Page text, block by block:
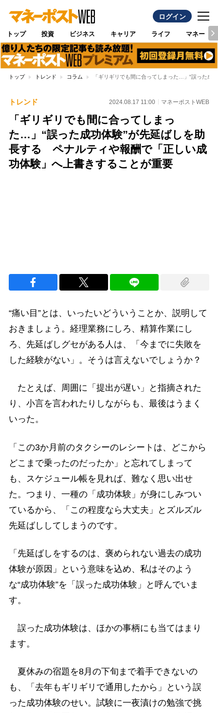
ログイン
トップ 投資 ビジネス キャリア ライフ マネー
トップ トレンド コラム 「ギリギリでも間に合ってしまった…」“誤った
トレンド 2024.08.17 11:00 マネーポストWEB
「ギリギリでも間に合ってしまっ
た…」“誤った成功体験”が先延ばしを助
長する ペナルティや報酬で「正しい成
功体験」へ上書きすることが重要
“痛い目”とは、いったいどういうことか、説明して
おきましょう。経理業務にしろ、精算作業にし
ろ、先延ばしグセがある人は、「今までに失敗を
した経験がない」。そうは言えないでしょうか？
たとえば、周囲に「提出が遅い」と指摘された
り、小言を言われたりしながらも、最後はうまく
いった。
「この3か月前のタクシーのレシートは、どこから
どこまで乗ったのだったか」と忘れてしまって
も、スケジュール帳を見れば、難なく思い出せ
た。つまり、一種の「成功体験」が身にしみつい
ているから、「この程度なら大丈夫」とズルズル
先延ばししてしまうのです。
「先延ばしをするのは、褒められない過去の成功
体験が原因」という意味を込め、私はそのよう
な“成功体験”を「誤った成功体験」と呼んでいま
す。
誤った成功体験は、ほかの事柄にも当てはまり
ます。
夏休みの宿題を8月の下旬まで着手できないの
も、「去年もギリギリで通用したから」という誤
った成功体験のせい。試験に一夜漬けの勉強で挑